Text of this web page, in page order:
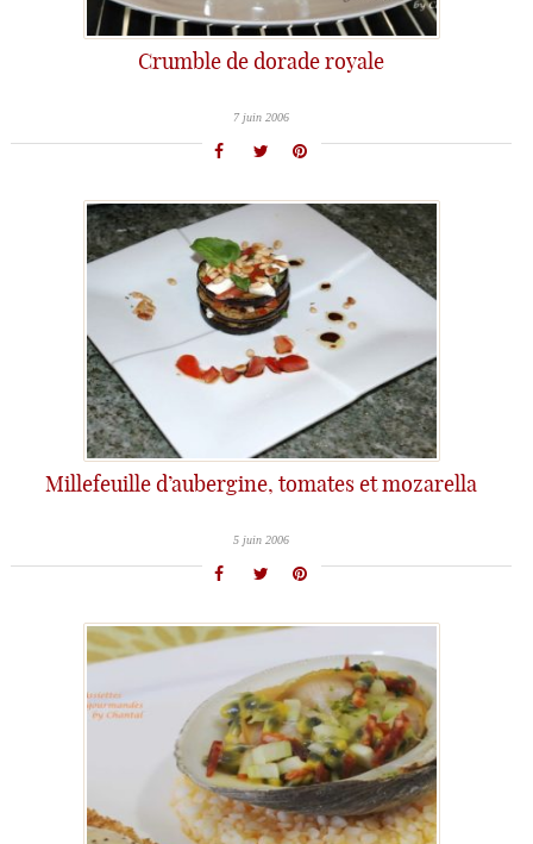
Crumble de dorade royale
7 juin 2006
Millefeuille d’aubergine, tomates et mozarella
5 juin 2006